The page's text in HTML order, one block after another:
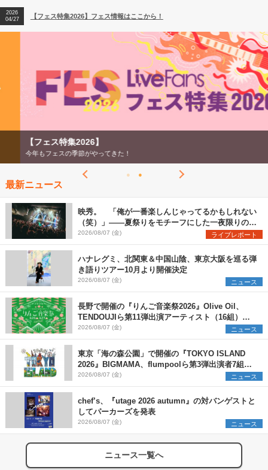
2026
04/27
【フェス特集2026】フェス情報はここから！
2026
【ライブ動員ランキング】2026年上半期編発表！
【フェス特集2026】
今年もフェスの季節がやってきた！
最新ニュース
映秀。 「俺が一番楽しんじゃってるかもしれない
（笑）」――夏祭りをモチーフにした一夜限りのス
ペシャルライブ『色祭』レポート
2026/08/07 (金) ライブレポート
ハナレグミ、北関東＆中国山陰、東京大阪を巡る弾
き語りツアー10月より開催決定
2026/08/07 (金) ニュース
長野で開催の『りんご音楽祭2026』Olive Oil、
TENDOUJIら第11弾出演アーティスト（16組）を
発表
2026/08/07 (金) ニュース
東京「海の森公園」で開催の『TOKYO ISLAND
2026』BIGMAMA、flumpoolら第3弾出演者7組を
発表 ワークショップ・アート出展者を募集
2026/08/07 (金) ニュース
chef’s、『utage 2026 autumn』の対バンゲストと
してパーカーズを発表
2026/08/07 (金) ニュース
ニュース一覧へ